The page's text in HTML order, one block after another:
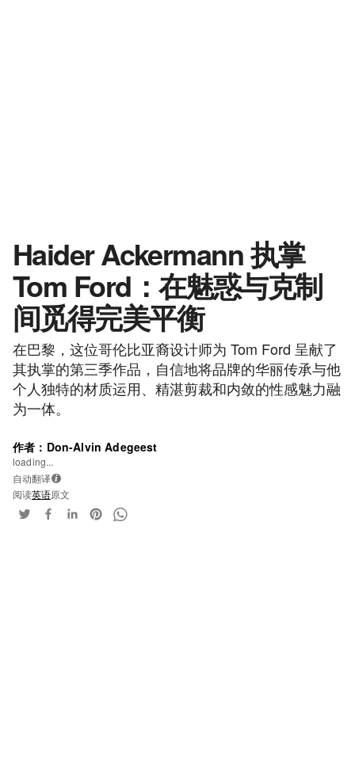
Haider Ackermann 执掌
Tom Ford：在魅惑与克制
间觅得完美平衡
在巴黎，这位哥伦比亚裔设计师为 Tom Ford 呈献了
其执掌的第三季作品，自信地将品牌的华丽传承与他
个人独特的材质运用、精湛剪裁和内敛的性感魅力融
为一体。
作者：Don-Alvin Adegeest
loading...
自动翻译 i
阅读英语原文